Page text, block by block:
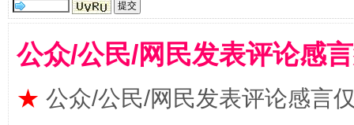
受贿1.44亿！段成刚被判无期 从幼
公众/公民/网民发表评论感
★ 公众/公民/网民发表评论感言